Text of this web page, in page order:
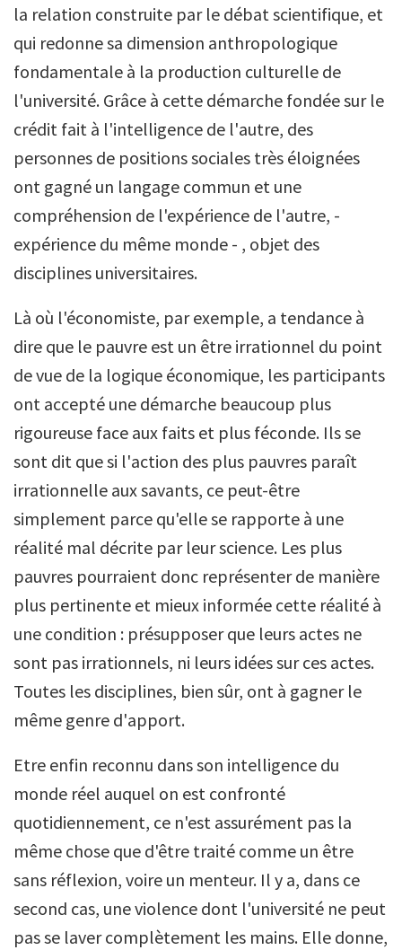
la relation construite par le débat scientifique, et
qui redonne sa dimension anthropologique
fondamentale à la production culturelle de
l'université. Grâce à cette démarche fondée sur le
crédit fait à l'intelligence de l'autre, des
personnes de positions sociales très éloignées
ont gagné un langage commun et une
compréhension de l'expérience de l'autre, -
expérience du même monde - , objet des
disciplines universitaires.
Là où l'économiste, par exemple, a tendance à
dire que le pauvre est un être irrationnel du point
de vue de la logique économique, les participants
ont accepté une démarche beaucoup plus
rigoureuse face aux faits et plus féconde. Ils se
sont dit que si l'action des plus pauvres paraît
irrationnelle aux savants, ce peut-être
simplement parce qu'elle se rapporte à une
réalité mal décrite par leur science. Les plus
pauvres pourraient donc représenter de manière
plus pertinente et mieux informée cette réalité à
une condition : présupposer que leurs actes ne
sont pas irrationnels, ni leurs idées sur ces actes.
Toutes les disciplines, bien sûr, ont à gagner le
même genre d'apport.
Etre enfin reconnu dans son intelligence du
monde réel auquel on est confronté
quotidiennement, ce n'est assurément pas la
même chose que d'être traité comme un être
sans réflexion, voire un menteur. Il y a, dans ce
second cas, une violence dont l'université ne peut
pas se laver complètement les mains. Elle donne,